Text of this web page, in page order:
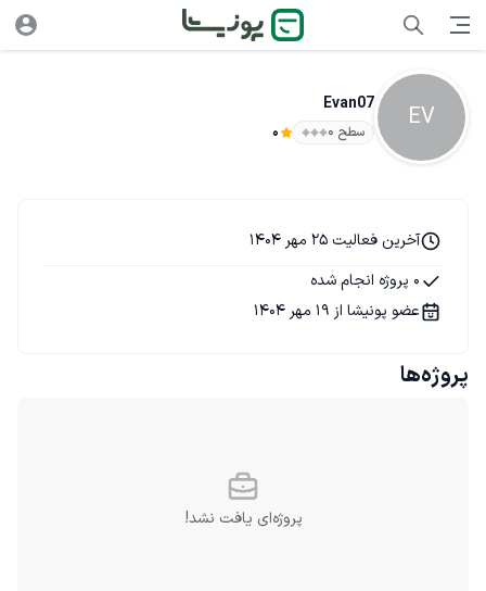
EV
Evan07
سطح ۰ 0
آخرین فعالیت 25 مهر 1404
0 پروژه انجام شده
عضو پونیشا از 19 مهر 1404
پروژه‌ها
پروژه‌ای یافت نشد!